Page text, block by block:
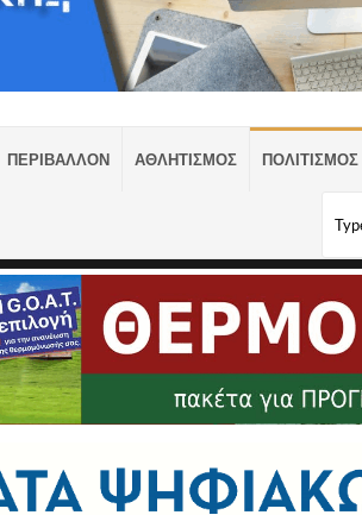
ΠΕΡΙΒΑΛΛΟΝ ΑΘΛΗΤΙΣΜΟΣ ΠΟΛΙΤΙΣΜΟΣ